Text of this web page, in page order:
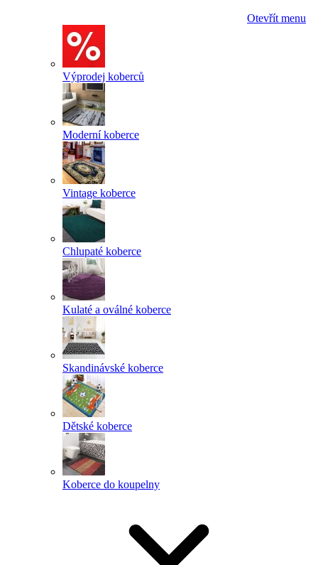
Otevřít menu
Výprodej koberců
Moderní koberce
Vintage koberce
Chlupaté koberce
Kulaté a oválné koberce
Skandinávské koberce
Dětské koberce
Koberce do koupelny